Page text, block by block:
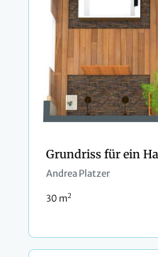
Andrea Platzer
30 m2